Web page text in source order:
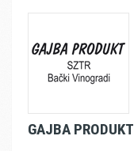
GAJBA PRODUKT